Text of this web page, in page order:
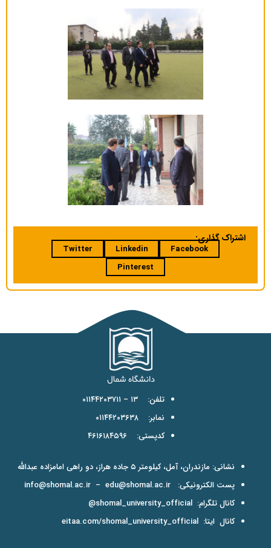
اشتراک گذاری:
Facebook
Linkedin
Twitter
Pinterest
تلفن: ۱۳ – ۰۱۱۴۴۲۰۳۷۱۱
نمابر: ۰۱۱۴۴۲۰۳۶۳۸
کدپستی: ۴۶۱۶۱۸۴۵۹۶
نشانی: مازندران، آمل، کیلومتر ۵ جاده هراز، دو راهی امامزاده عبدالله
پست الکترونیکی:
info@shomal.ac.ir – edu@shomal.ac.ir
کانال تلگرام: shomal_university_official@
کانال ایتا: eitaa.com/shomal_university_official